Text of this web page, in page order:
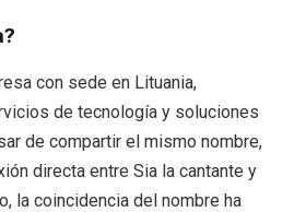
con sede en Lituania,
de tecnología y soluciones
de compartir el mismo nombre,
directa entre Sia la cantante y
la coincidencia del nombre ha